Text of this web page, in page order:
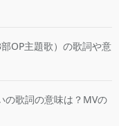
OP主題歌）の歌詞や意
の歌詞の意味は？MVの